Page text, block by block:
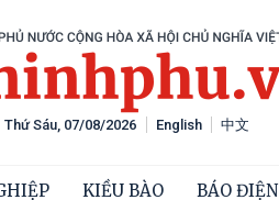
English 中文
KIỀU BÀO BÁO
Thứ Sáu, 07/08/2026